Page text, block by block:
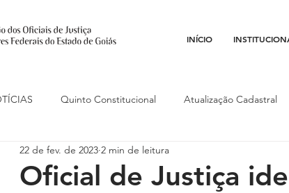
INÍCIO
Quinto Constitucional Atualização Cadastral
Judiciais Carreira Conojaf
Oficial de Justiça
22 de fev. de 2023 2 min de leitura